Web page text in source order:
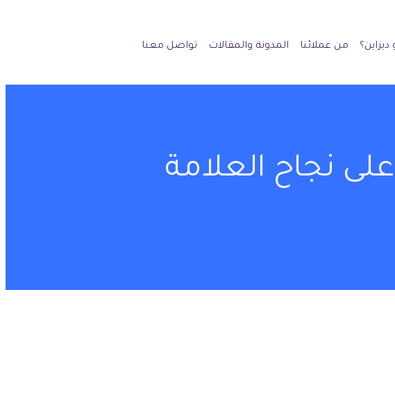
من عملائنا المدونة والمقالات تواصل معنا
نجاح العلامة